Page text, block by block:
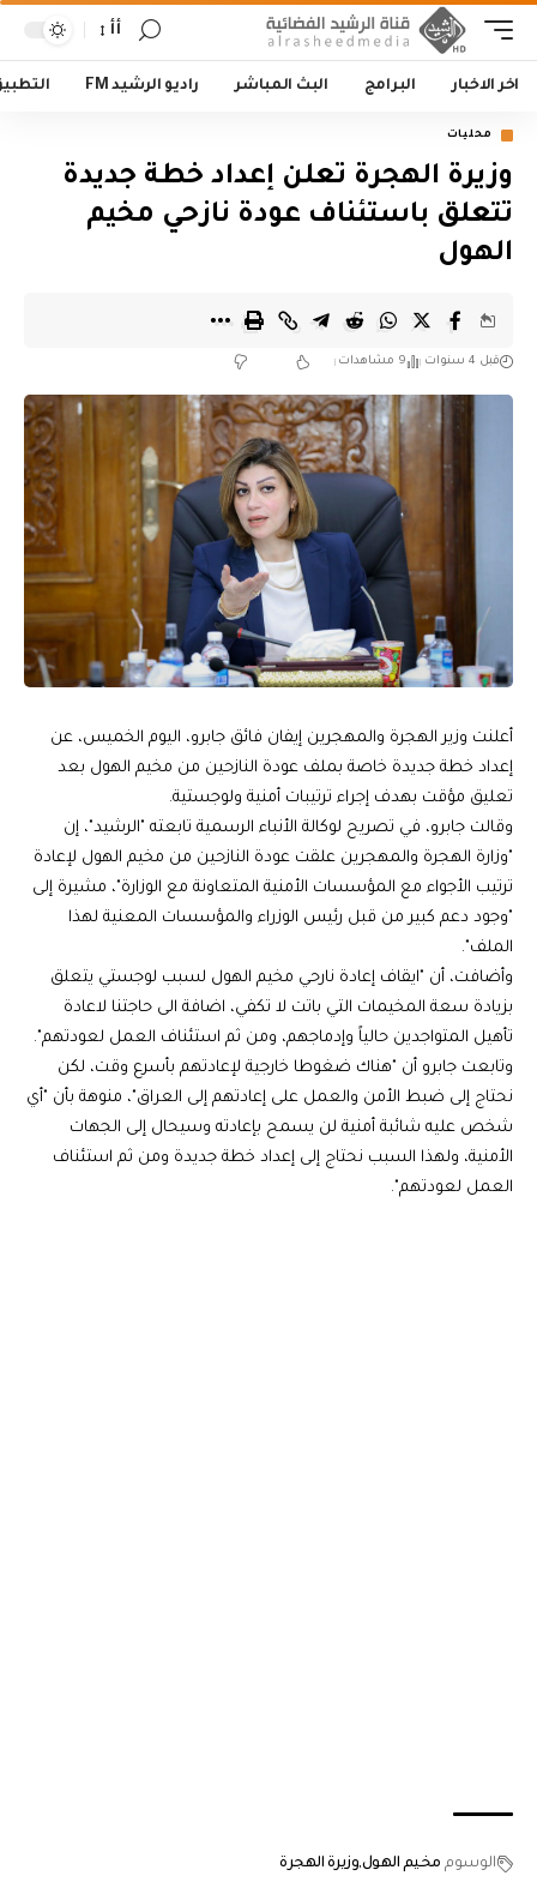
أأ
اخر الاخبار البرامج البث المباشر راديو الرشيد FM
محليات
وزيرة الهجرة تعلن إعداد خطة جديدة
تتعلق باستئناف عودة نازحي مخيم
الهول
قبل 4 سنوات 9 مشاهدات
أعلنت وزير الهجرة والمهجرين إيفان فائق جابرو، اليوم الخميس، عن
إعداد خطة جديدة خاصة بملف عودة النازحين من مخيم الهول بعد
تعليق مؤقت بهدف إجراء ترتيبات أمنية ولوجستية.
وقالت جابرو، في تصريح لوكالة الأنباء الرسمية تابعته "الرشيد"، إن
"وزارة الهجرة والمهجرين علقت عودة النازحين من مخيم الهول لإعادة
ترتيب الأجواء مع المؤسسات الأمنية المتعاونة مع الوزارة"، مشيرة إلى
"وجود دعم كبير من قبل رئيس الوزراء والمؤسسات المعنية لهذا
الملف".
وأضافت، أن "ايقاف إعادة نارحي مخيم الهول لسبب لوجستي يتعلق
بزيادة سعة المخيمات التي باتت لا تكفي، اضافة الى حاجتنا ‏لاعادة
تأهيل المتواجدين حالياً وإدماجهم، ومن ثم استئناف العمل لعودتهم".
وتابعت جابرو أن "هناك ضغوطا خارجية لإعادتهم بأسرع وقت، لكن
نحتاج إلى ضبط الأمن والعمل على إعادتهم إلى العراق"، منوهة بأن "أي
شخص عليه شائبة أمنية لن يسمح بإعادته وسيحال إلى الجهات
الأمنية، ولهذا السبب نحتاج إلى إعداد خطة جديدة ومن ثم استئناف
العمل لعودتهم".
الوسوم مخيم الهولوزيرة الهجرة